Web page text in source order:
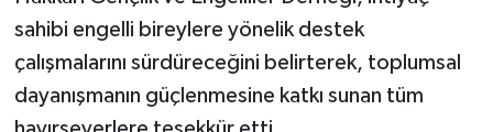
sahibi engelli bireylere yönelik destek
çalışmalarını sürdüreceğini belirterek, toplumsal
dayanışmanın güçlenmesine katkı sunan tüm